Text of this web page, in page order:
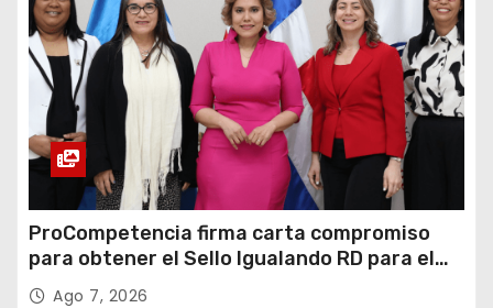
ProCompetencia firma carta compromiso
para obtener el Sello Igualando RD para el
Sector Público
Ago 7, 2026